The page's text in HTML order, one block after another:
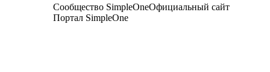
Сообщество SimpleOneОфициальный сайт
Портал SimpleOne